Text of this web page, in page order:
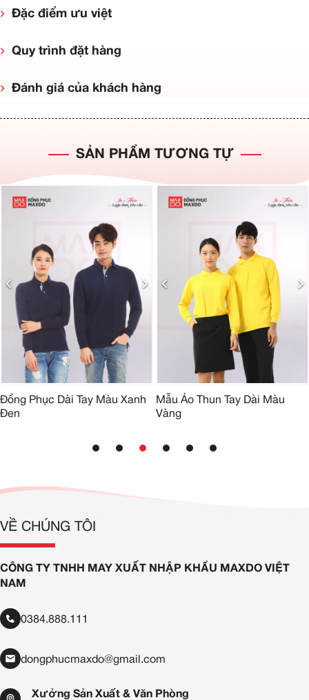
Đặc điểm ưu việt
Quy trình đặt hàng
Đánh giá của khách hàng
SẢN PHẨM TƯƠNG TỰ
Đồng Phục Dài Tay Màu Xanh
Đen
Mẫu Áo Thun Tay Dài Màu
Vàng
VỀ CHÚNG TÔI
CÔNG TY TNHH MAY XUẤT NHẬP KHẨU MAXDO VIỆT
NAM
0384.888.111
dongphucmaxdo@gmail.com
Xưởng Sản Xuất & Văn Phòng